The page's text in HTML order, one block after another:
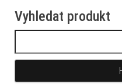
Vyhledat produkt